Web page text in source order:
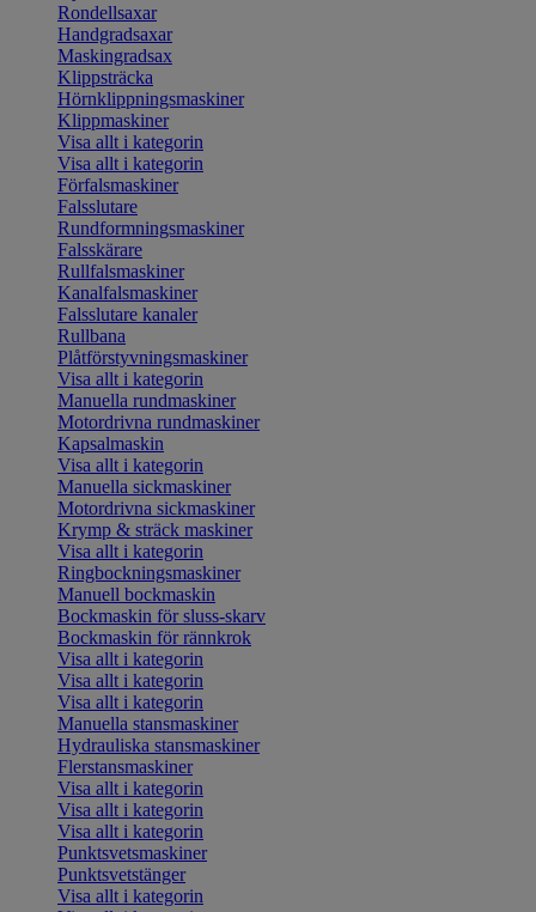
Rondellsaxar
Handgradsaxar
Maskingradsax
Klippsträcka
Hörnklippningsmaskiner
Klippmaskiner
Visa allt i kategorin
Visa allt i kategorin
Förfalsmaskiner
Falsslutare
Rundformningsmaskiner
Falsskärare
Rullfalsmaskiner
Kanalfalsmaskiner
Falsslutare kanaler
Rullbana
Plåtförstyvningsmaskiner
Visa allt i kategorin
Manuella rundmaskiner
Motordrivna rundmaskiner
Kapsalmaskin
Visa allt i kategorin
Manuella sickmaskiner
Motordrivna sickmaskiner
Krymp & sträck maskiner
Visa allt i kategorin
Ringbockningsmaskiner
Manuell bockmaskin
Bockmaskin för sluss-skarv
Bockmaskin för rännkrok
Visa allt i kategorin
Visa allt i kategorin
Visa allt i kategorin
Manuella stansmaskiner
Hydrauliska stansmaskiner
Flerstansmaskiner
Visa allt i kategorin
Visa allt i kategorin
Visa allt i kategorin
Punktsvetsmaskiner
Punktsvetstänger
Visa allt i kategorin